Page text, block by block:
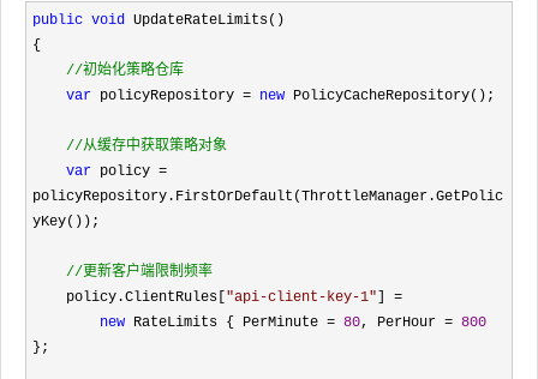
public void UpdateRateLimits()
{
//初始化策略仓库
var policyRepository = new PolicyCacheRepository();
//从缓存中获取策略对象
var policy =
policyRepository.FirstOrDefault(ThrottleManager.GetPolic
yKey());
//更新客户端限制频率
    policy.ClientRules[
"api-client-key-1" ] =
new RateLimits { PerMinute = 80, PerHour = 800
};